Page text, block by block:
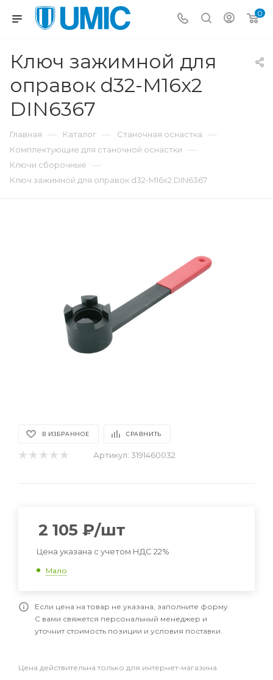
0
Ключ зажимной для
оправок d32-M16x2
DIN6367
Главная — Каталог — Станочная оснастка —
Комплектующие для станочной оснастки —
Ключи сборочные —
Ключ зажимной для оправок d32-M16x2 DIN6367
В ИЗБРАННОЕ СРАВНИТЬ
Артикул: 3191460032
2 105 ₽/шт
Цена указана с учетом НДС 22%
Мало
Если цена на товар не указана, заполните форму
С вами свяжется персональный менеджер и
уточнит стоимость позиции и условия поставки.
Цена действительна только для интернет-магазина